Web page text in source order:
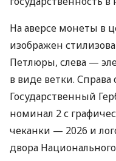
На аверсе монеты в
изображен
Петлюры, слева —
в виде ветки.
Государственный
номинал 2 с
чеканки — 2026 и
двора